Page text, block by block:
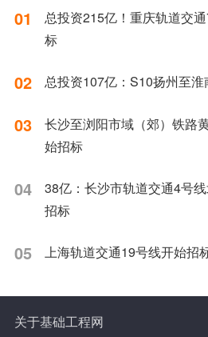
01
总投资215亿！重庆轨道交
标
02 总投资107亿：S10扬州至
03
长沙至浏阳市域（郊）铁路
始招标
04
38亿：长沙市轨道交通4号
招标
05 上海轨道交通19号线开始招
关于基础工程网